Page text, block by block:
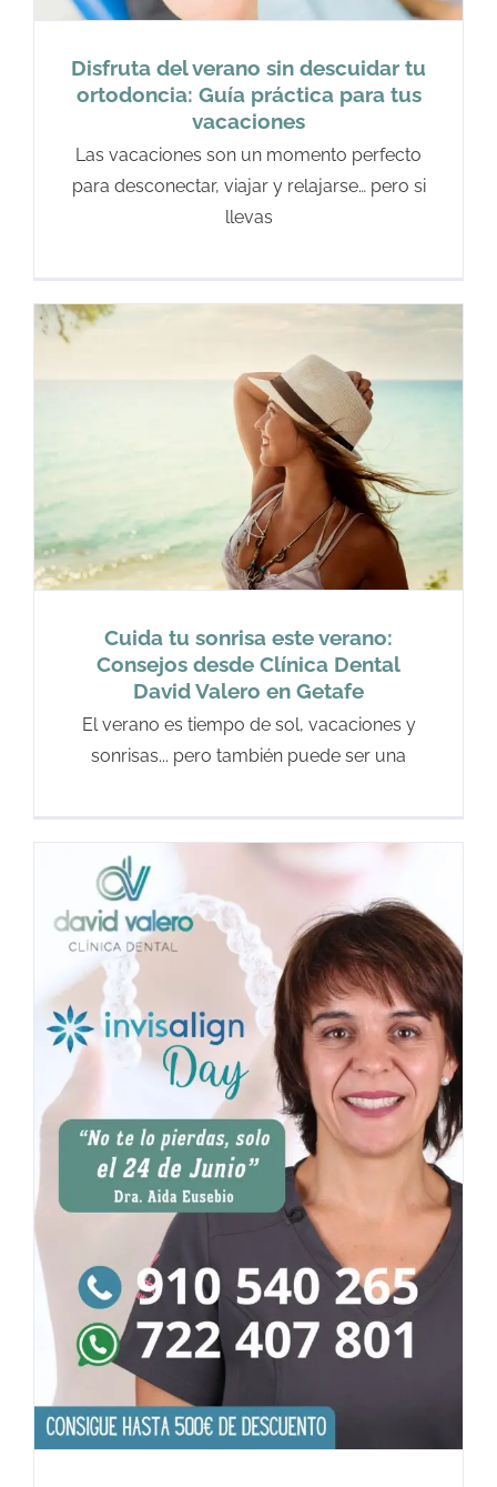
Disfruta del verano sin descuidar tu
ortodoncia: Guía práctica para tus
vacaciones
Las vacaciones son un momento perfecto
para desconectar, viajar y relajarse… pero si
llevas
Cuida tu sonrisa este verano:
Consejos desde Clínica Dental
David Valero en Getafe
El verano es tiempo de sol, vacaciones y
sonrisas... pero también puede ser una